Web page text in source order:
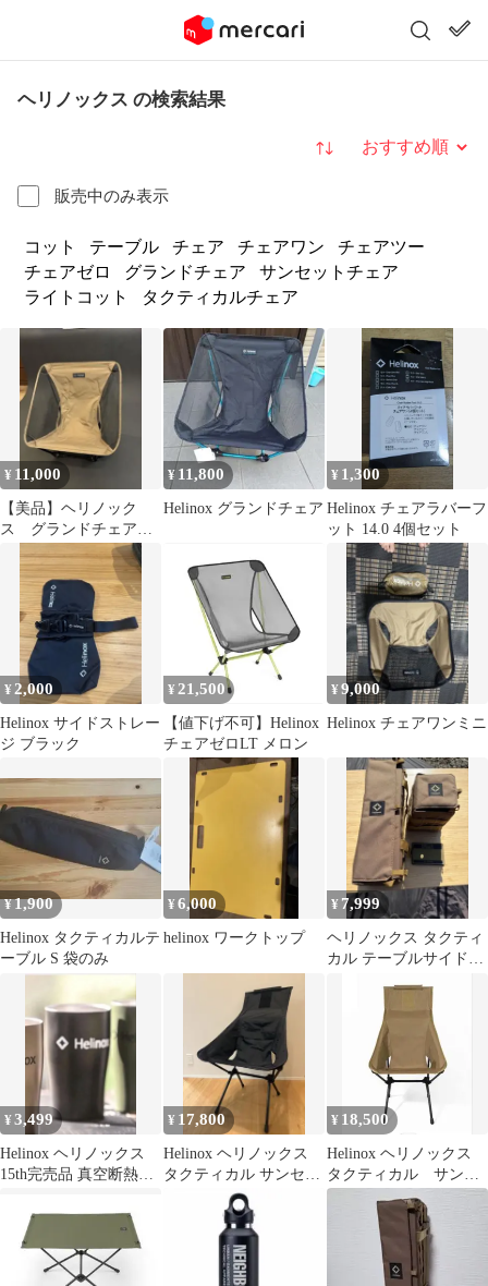
ヘリノックス の検索結果
販売中のみ表示
並び替え
コット テーブル チェア チェアワン
チェアツー
チェアゼロ
グランドチェア
サンセットチェア
ライトコット
タクティカルチェア
¥ 11,000
【美品】ヘリノック
ス グランドチェア
コヨーテ
¥ 11,800
Helinox グランドチェア
¥ 1,300
Helinox チェアラバーフ
ット 14.0 4個セット
¥ 2,000
Helinox サイドストレー
ジ ブラック
¥ 21,500
【値下げ不可】Helinox
チェアゼロLT メロン
¥9,000
Helinox チェアワンミニ
¥1,900
Helinox タクティカルテ
ーブル S 袋のみ
¥6,000
helinox ワークトップ
¥ 7,999
ヘリノックス タクティ
カル テーブルサイドス
コヨーテ
¥3,499
Helinox ヘリノックス
15th完売品 真空断熱ス
¥ 17,800
Helinox ヘリノックス
タクティカル サンセッ
¥ 18,500
Helinox ヘリノックス
タクティカル サンセ
ット チェア